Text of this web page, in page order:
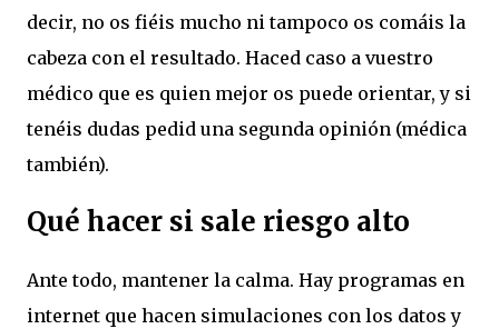
decir, no os fiéis mucho ni tampoco os comáis la
cabeza con el resultado. Haced caso a vuestro
médico que es quien mejor os puede orientar, y si
tenéis dudas pedid una segunda opinión (médica
también).
Qué hacer si sale riesgo alto
Ante todo, mantener la calma. Hay programas en
internet que hacen simulaciones con los datos y